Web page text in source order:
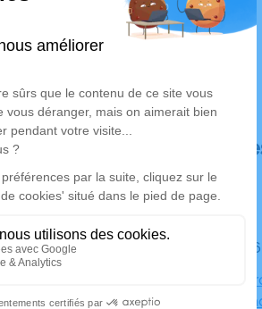
Déroulé
Le lundi
Temple